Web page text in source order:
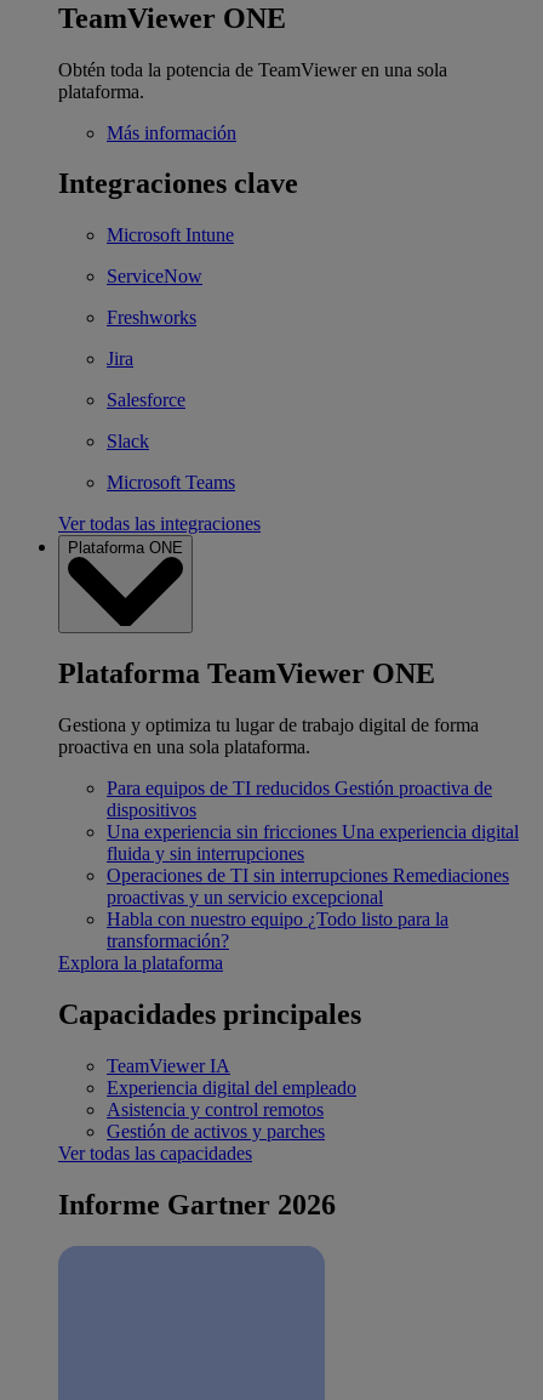
TeamViewer ONE
Obtén toda la potencia de TeamViewer en una sola
plataforma.
Más información
Integraciones clave
Microsoft Intune
ServiceNow
Freshworks
Jira
Salesforce
Slack
Microsoft Teams
Ver todas las integraciones
Plataforma ONE
Plataforma TeamViewer ONE
Gestiona y optimiza tu lugar de trabajo digital de forma
proactiva en una sola plataforma.
Para equipos de TI reducidos Gestión proactiva de
dispositivos
Una experiencia sin fricciones Una experiencia digital
fluida y sin interrupciones
Operaciones de TI sin interrupciones Remediaciones
proactivas y un servicio excepcional
Habla con nuestro equipo ¿Todo listo para la
transformación?
Explora la plataforma
Capacidades principales
TeamViewer IA
Experiencia digital del empleado
Asistencia y control remotos
Gestión de activos y parches
Ver todas las capacidades
Informe Gartner 2026